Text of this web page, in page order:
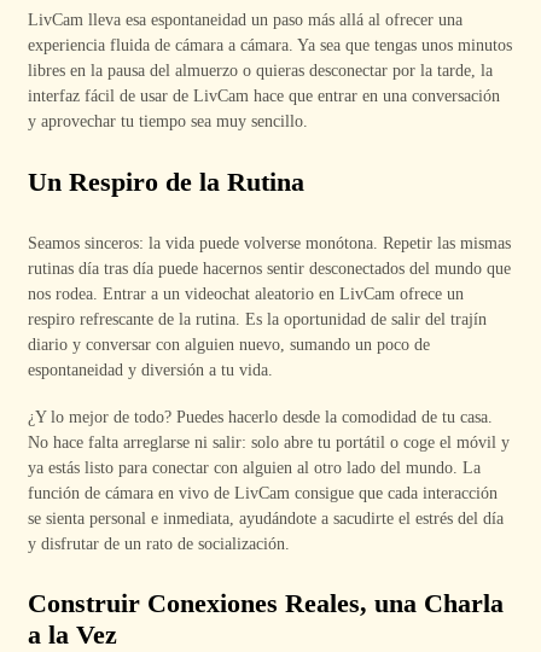
LivCam lleva esa espontaneidad un paso más allá al ofrecer una
experiencia fluida de cámara a cámara. Ya sea que tengas unos minutos
libres en la pausa del almuerzo o quieras desconectar por la tarde, la
interfaz fácil de usar de LivCam hace que entrar en una conversación
y aprovechar tu tiempo sea muy sencillo.
Un Respiro de la Rutina
Seamos sinceros: la vida puede volverse monótona. Repetir las mismas
rutinas día tras día puede hacernos sentir desconectados del mundo que
nos rodea. Entrar a un videochat aleatorio en LivCam ofrece un
respiro refrescante de la rutina. Es la oportunidad de salir del trajín
diario y conversar con alguien nuevo, sumando un poco de
espontaneidad y diversión a tu vida.
¿Y lo mejor de todo? Puedes hacerlo desde la comodidad de tu casa.
No hace falta arreglarse ni salir: solo abre tu portátil o coge el móvil y
ya estás listo para conectar con alguien al otro lado del mundo. La
función de cámara en vivo de LivCam consigue que cada interacción
se sienta personal e inmediata, ayudándote a sacudirte el estrés del día
y disfrutar de un rato de socialización.
Construir Conexiones Reales, una Charla
a la Vez